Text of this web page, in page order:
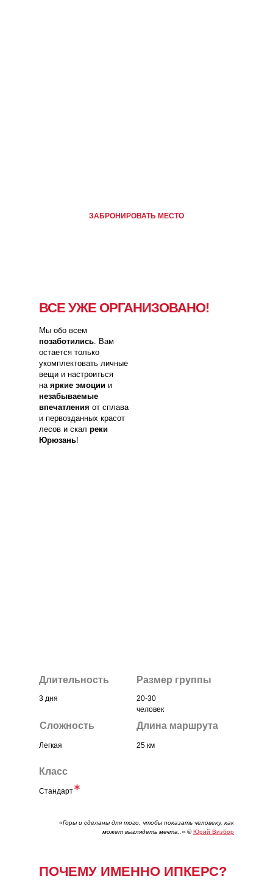
ЗАБРОНИРОВАТЬ МЕСТО
ВСЕ УЖЕ ОРГАНИЗОВАНО!
Мы обо всем
позаботились. Вам
остается только
укомплектовать личные
вещи и настроиться
на яркие эмоции и
незабываемые
впечатления от сплава
и первозданных красот
лесов и скал реки
Юрюзань!
Длительность Размер группы
Длина маршрута
Сложность
Класс
3 дня
20-30
человек
25 км
Легкая
Стандарт
«Горы и сделаны для того, чтобы показать человеку, как
может выглядеть мечта..» ©Юрий Визбор
ПОЧЕМУ ИМЕННО ИПКЕРС?